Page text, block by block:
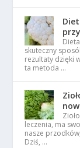
skuteczny
rezultaty dzięki
ta metoda …
leczenia, ma
nasze
Dziś, …